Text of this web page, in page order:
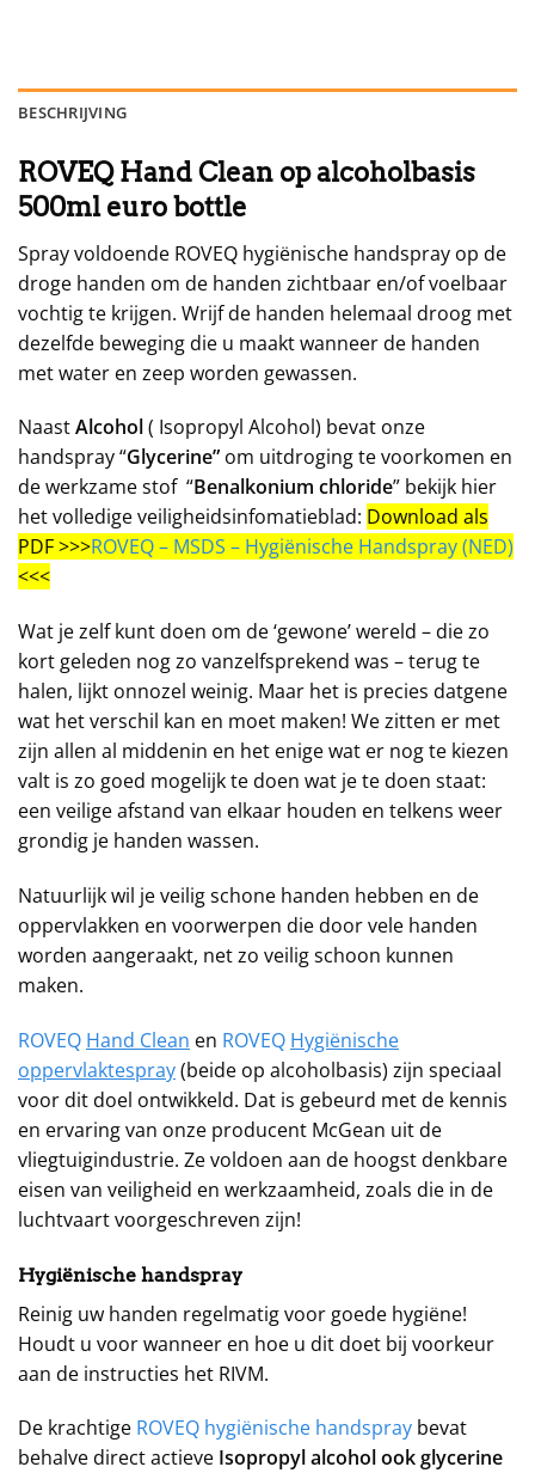
BESCHRIJVING
ROVEQ Hand Clean op alcoholbasis
500ml euro bottle
Spray voldoende ROVEQ hygiënische handspray op de
droge handen om de handen zichtbaar en/of voelbaar
vochtig te krijgen. Wrijf de handen helemaal droog met
dezelfde beweging die u maakt wanneer de handen
met water en zeep worden gewassen.
NaastAlcohol( Isopropyl Alcohol) bevat onze
handspray “Glycerine” om uitdroging te voorkomen en
de werkzame stof “Benalkonium chloride” bekijk hier
het volledige veiligheidsinfomatieblad: Download als
PDF >>>ROVEQ – MSDS – Hygiënische Handspray (NED)
<<<
Wat je zelf kunt doen om de ‘gewone’ wereld – die zo
kort geleden nog zo vanzelfsprekend was – terug te
halen, lijkt onnozel weinig. Maar het is precies datgene
wat het verschil kan en moet maken! We zitten er met
zijn allen al middenin en het enige wat er nog te kiezen
valt is zo goed mogelijk te doen wat je te doen staat:
een veilige afstand van elkaar houden en telkens weer
grondig je handen wassen.
Natuurlijk wil je veilig schone handen hebben en de
oppervlakken en voorwerpen die door vele handen
worden aangeraakt, net zo veilig schoon kunnen
maken.
ROVEQ Hand Clean en ROVEQ Hygiënische
oppervlaktespray(beide op alcoholbasis) zijn speciaal
voor dit doel ontwikkeld. Dat is gebeurd met de kennis
en ervaring van onze producent McGean uit de
vliegtuigindustrie. Ze voldoen aan de hoogst denkbare
eisen van veiligheid en werkzaamheid, zoals die in de
luchtvaart voorgeschreven zijn!
Hygiënische handspray
Reinig uw handen regelmatig voor goede hygiëne!
Houdt u voor wanneer en hoe u dit doet bij voorkeur
aan de instructies het RIVM.
De krachtige ROVEQ hygiënische handspray bevat
behalve direct actieve Isopropylalcohol ook glycerine